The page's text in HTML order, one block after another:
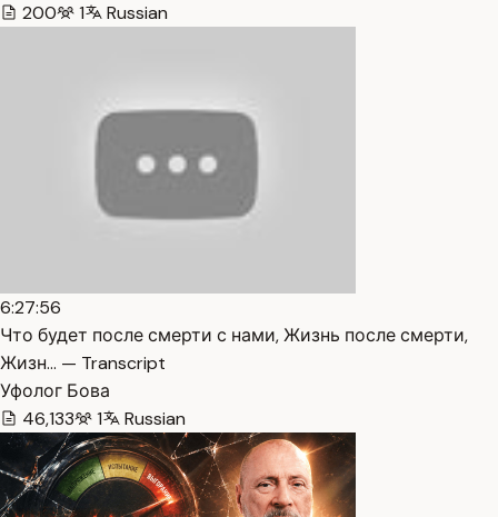
200
1 Russian
6:27:56
Что будет после смерти с нами, Жизнь после смерти,
Жизн… — Transcript
Уфолог Бова
46,133
1 Russian